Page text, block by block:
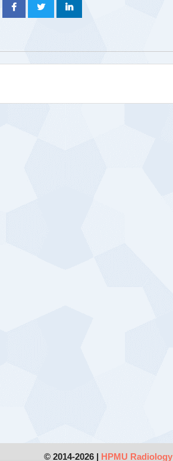
© 2014-2026 | HPMU Radiology